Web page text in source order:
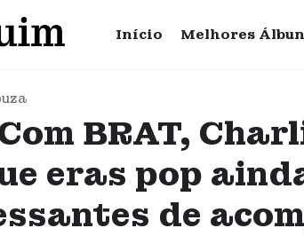
Início Melhores
BRAT,
eras pop
de